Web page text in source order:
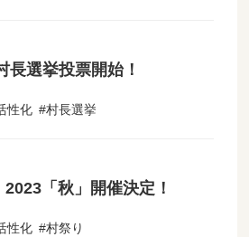
長選挙投票開始！
性化 村長選挙
「秋」開催決定！
性化 村祭り